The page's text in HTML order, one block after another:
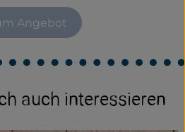
Angebot
auch interessieren